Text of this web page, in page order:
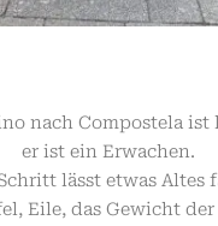
nach Compostela ist
er ist ein Erwachen.
lässt etwas Altes
Eile, das Gewicht der